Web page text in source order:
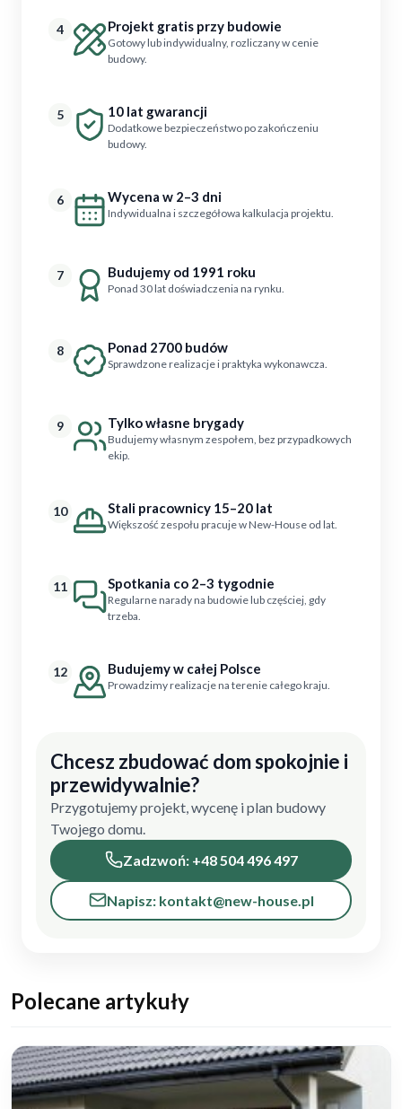
4 Projekt gratis przy budowie
Gotowy lub indywidualny, rozliczany w cenie
budowy.
5 10 lat gwarancji
Dodatkowe bezpieczeństwo po zakończeniu
budowy.
6 Wycena w 2–3 dni
Indywidualna i szczegółowa kalkulacja projektu.
7 Budujemy od 1991 roku
Ponad 30 lat doświadczenia na rynku.
8 Ponad 2700 budów
Sprawdzone realizacje i praktyka wykonawcza.
9 Tylko własne brygady
Budujemy własnym zespołem, bez przypadkowych
ekip.
10 Stali pracownicy 15–20 lat
Większość zespołu pracuje w New-House od lat.
11 Spotkania co 2–3 tygodnie
Regularne narady na budowie lub częściej, gdy
trzeba.
12 Budujemy w całej Polsce
Prowadzimy realizacje na terenie całego kraju.
Chcesz zbudować dom spokojnie i
przewidywalnie?
Przygotujemy projekt, wycenę i plan budowy
Twojego domu.
Zadzwoń: +48 504 496 497
Napisz: kontakt@new-house.pl
Polecane artykuły